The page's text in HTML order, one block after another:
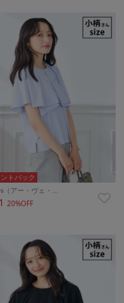
トバック
（アー・ヴェ・…
20%OFF